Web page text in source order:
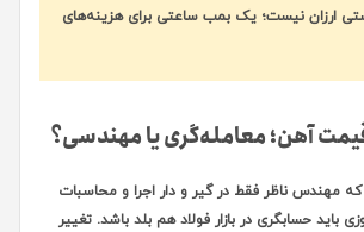
ارزان نیست؛ یک بمب ساعتی برای هزینه‌های
آهن؛ معامله‌گری یا مهندسی؟
مهندس ناظر فقط در گیر و دار اجرا و محاسبات
باید حسابگری در بازار فولاد هم بلد باشد. تغییر